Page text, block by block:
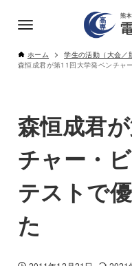
ホーム
学生の活動（大会／
森恒成君が第11回大学発ベンチャ
森恒成君
チャー・
テストで
た